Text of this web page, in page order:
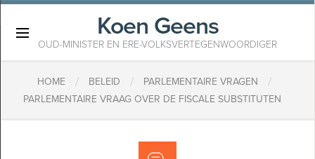
Koen Geens
OUD-MINISTER EN ERE-VOLKSVERTEGENWOORDIGER
HOME / BELEID / PARLEMENTAIRE VRAGEN /
PARLEMENTAIRE VRAAG OVER DE FISCALE SUBSTITUTEN